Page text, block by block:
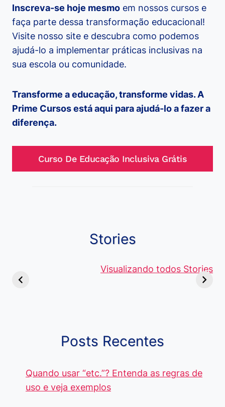
Inscreva-se hoje mesmo em nossos cursos e
faça parte dessa transformação educacional!
Visite nosso site e descubra como podemos
ajudá-lo a implementar práticas inclusivas na
sua escola ou comunidade.
Transforme a educação, transforme vidas. A
Prime Cursos está aqui para ajudá-lo a fazer a
diferença.
Curso De Educação Inclusiva Grátis
Stories
Visualizando todos Stories
Diferença e
de 5 Centavos
Curso de
Pacote
Posts Recentes
Quando usar “etc.”? Entenda as regras de
uso e veja exemplos